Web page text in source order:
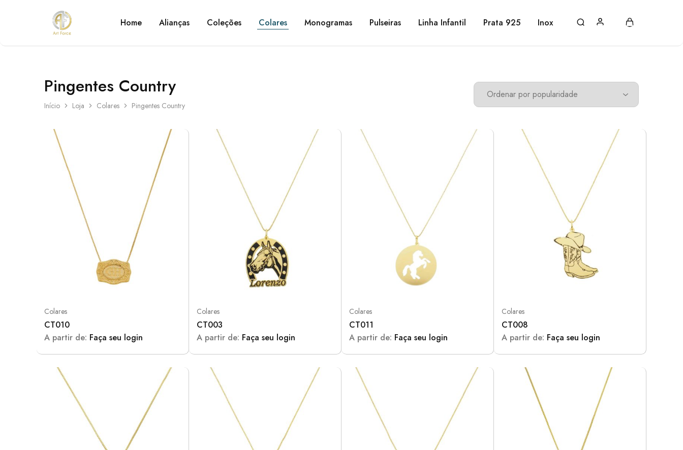
Art
Force
Semijoias
personalizadas
Home Alianças Coleções Colares Monogramas Pulseiras Linha Infantil Prata 925 Inox
Pingentes Country
Início Loja Colares Pingentes Country
Colares
CT010
A partir de: Faça seu login
Colares
CT003
A partir de: Faça seu login
Colares
CT011
A partir de: Faça seu login
Colares
CT008
A partir de: Faça seu login